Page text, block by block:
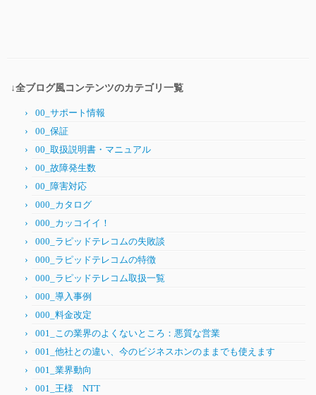
↓全ブログ風コンテンツのカテゴリ一覧
00_サポート情報
00_保証
00_取扱説明書・マニュアル
00_故障発生数
00_障害対応
000_カタログ
000_カッコイイ！
000_ラピッドテレコムの失敗談
000_ラピッドテレコムの特徴
000_ラピッドテレコム取扱一覧
000_導入事例
000_料金改定
001_この業界のよくないところ：悪質な営業
001_他社との違い、今のビジネスホンのままでも使えます
001_業界動向
001_王様 NTT